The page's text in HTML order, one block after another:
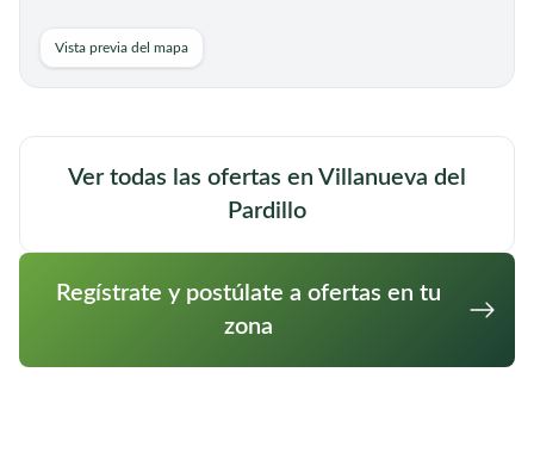
Acompañamiento en hospital
Cuidador/a de personas mayores a
domicilio en Alcorcón, Madrid
Alcorcón,
Ver oferta completa
Vista previa del mapa
Ver todas las ofertas en Villanueva del
Pardillo
Regístrate y postúlate a ofertas en tu
zona